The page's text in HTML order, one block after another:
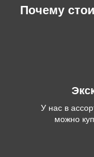
Почему
У нас в
можно